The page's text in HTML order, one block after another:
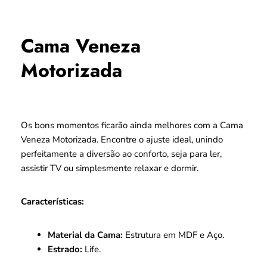
Cama Veneza
Motorizada
Os bons momentos ficarão ainda melhores com a Cama
Veneza Motorizada. Encontre o ajuste ideal, unindo
perfeitamente a diversão ao conforto, seja para ler,
assistir TV ou simplesmente relaxar e dormir.
Características:
Material da Cama: Estrutura em MDF e Aço.
Estrado: Life.